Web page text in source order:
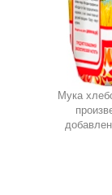
Мука